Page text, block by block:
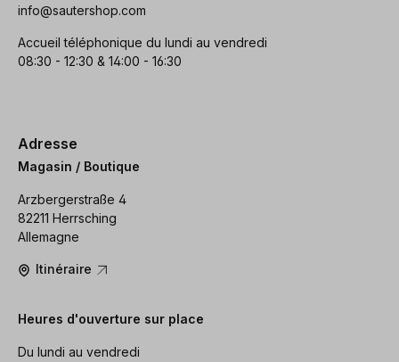
info@sautershop.com
Accueil téléphonique du lundi au vendredi
08:30 - 12:30 & 14:00 - 16:30
Adresse
Magasin / Boutique
Arzbergerstraße 4
82211 Herrsching
Allemagne
Itinéraire
Heures d'ouverture sur place
Du lundi au vendredi